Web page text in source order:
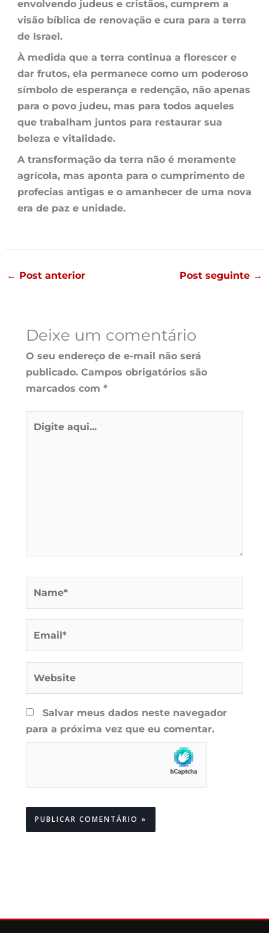
envolvendo judeus e cristãos, cumprem a
visão bíblica de renovação e cura para a terra
de Israel.
À medida que a terra continua a florescer e
dar frutos, ela permanece como um poderoso
símbolo de esperança e redenção, não apenas
para o povo judeu, mas para todos aqueles
que trabalham juntos para restaurar sua
beleza e vitalidade.
A transformação da terra não é meramente
agrícola, mas aponta para o cumprimento de
profecias antigas e o amanhecer de uma nova
era de paz e unidade.
← Post anterior Post seguinte →
Deixe um comentário
O seu endereço de e-mail não será
publicado. Campos obrigatórios são
marcados com *
aqui...
Salvar meus dados neste navegador
para a próxima vez que eu comentar.